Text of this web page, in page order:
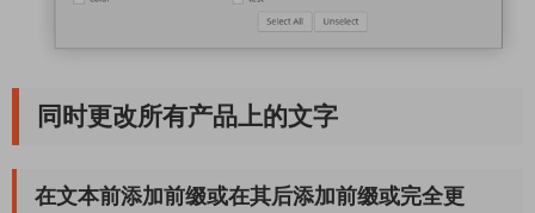
同时更改所有产品上的文字
在文本前添加前缀或在其后添加前缀或完全更